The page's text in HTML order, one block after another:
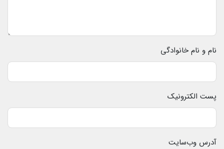
نام و نام خانوادگی
پست الکترونیک
آدرس وب‌سایت